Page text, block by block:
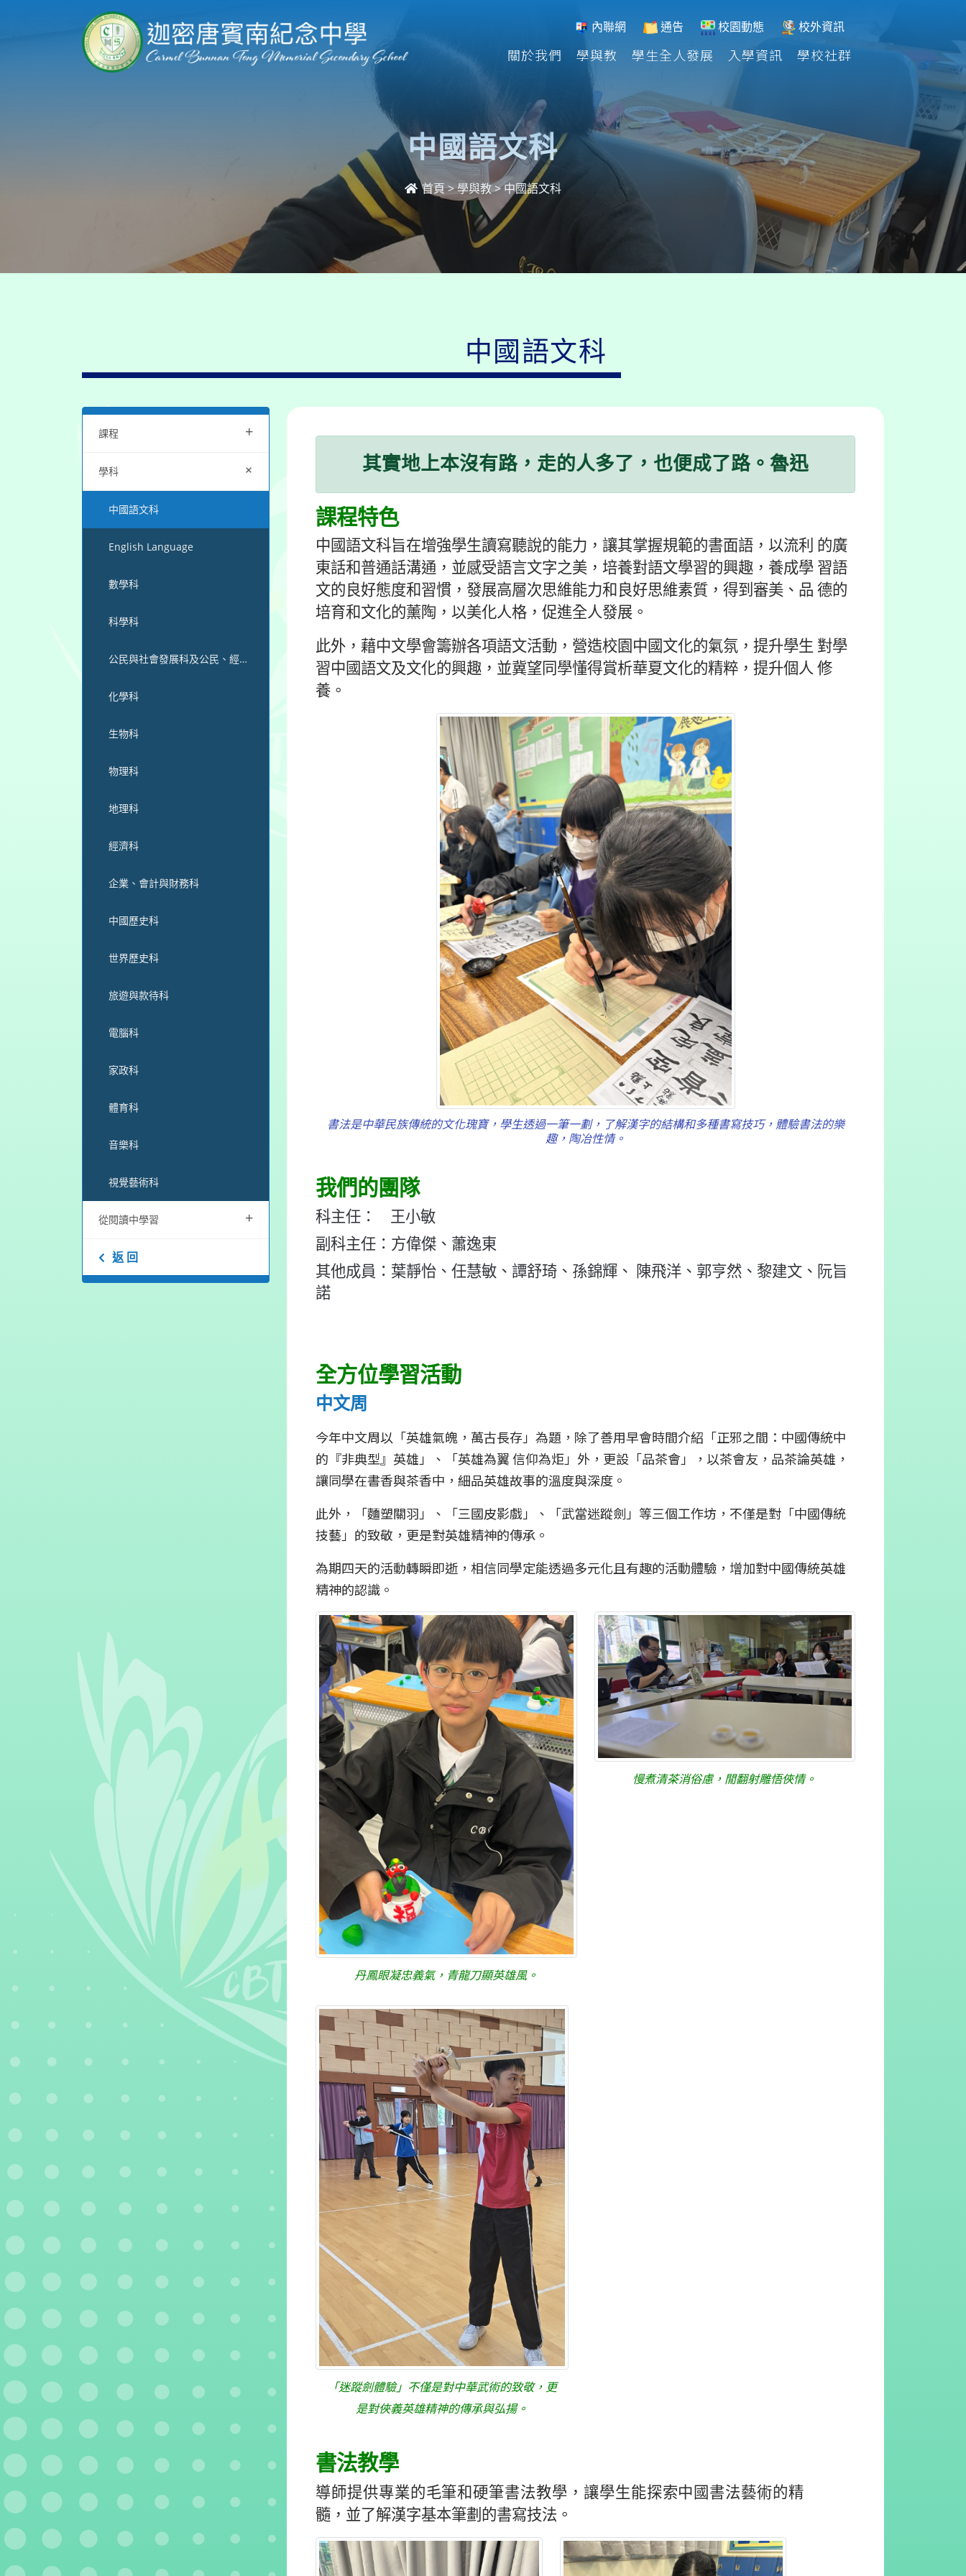
內聯網 通告 校園動態 校外資訊
關於我們 學與教 學生全人發展 入學資訊 學校社群
中國語文科
首頁>學與教>中國語文科
中國語文科
課程 +
學科 +
中國語文科
English Language
數學科
科學科
公民與社會發展科及公民、經濟與社會科
化學科
生物科
物理科
地理科
經濟科
企業、會計與財務科
中國歷史科
世界歷史科
旅遊與款待科
電腦科
家政科
體育科
音樂科
視覺藝術科
從閱讀中學習 +
返 回
其實地上本沒有路，走的人多了，也便成了路。魯迅
課程特色
中國語文科旨在增強學生讀寫聽說的能力，讓其掌握規範的書面語，以流利 的廣
東話和普通話溝通，並感受語言文字之美，培養對語文學習的興趣，養成學 習語
文的良好態度和習慣，發展高層次思維能力和良好思維素質，得到審美、品 德的
培育和文化的薰陶，以美化人格，促進全人發展。
此外，藉中文學會籌辦各項語文活動，營造校園中國文化的氣氛，提升學生 對學
習中國語文及文化的興趣，並冀望同學懂得賞析華夏文化的精粹，提升個人 修
養。
書法是中華民族傳統的文化瑰寶，學生透過一筆一劃，了解漢字的結構和多種書寫技巧，體驗書法的樂
趣，陶冶性情。
我們的團隊
科主任： 王小敏
副科主任：方偉傑、蕭逸東
其他成員：葉靜怡、任慧敏、譚舒琦、孫錦輝、 陳飛洋、郭亨然、黎建文、阮旨
諾
全方位學習活動
中文周
今年中文周以「英雄氣魄，萬古長存」為題，除了善用早會時間介紹「正邪之間：中國傳統中
的『非典型』英雄」、「英雄為翼 信仰為炬」外，更設「品茶會」，以茶會友，品茶論英雄，
讓同學在書香與茶香中，細品英雄故事的溫度與深度。
此外，「麵塑關羽」、「三國皮影戲」、「武當迷蹤劍」等三個工作坊，不僅是對「中國傳統
技藝」的致敬，更是對英雄精神的傳承。
為期四天的活動轉瞬即逝，相信同學定能透過多元化且有趣的活動體驗，增加對中國傳統英雄
精神的認識。
丹鳳眼凝忠義氣，青龍刀顯英雄風。
慢煮清茶消俗慮，閒翻射雕悟俠情。
「迷蹤劍體驗」不僅是對中華武術的致敬，更
是對俠義英雄精神的傳承與弘揚。
書法教學
導師提供專業的毛筆和硬筆書法教學，讓學生能探索中國書法藝術的精
髓，並了解漢字基本筆劃的書寫技法。